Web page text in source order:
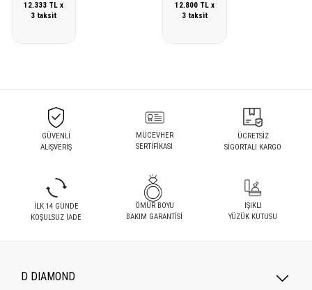
12.333 TL x
3 taksit
12.800 TL x
3 taksit
GÜVENLİ
ALIŞVERİŞ
MÜCEVHER
SERTİFİKASI
ÜCRETSİZ
SİGORTALI KARGO
İLK 14 GÜNDE
KOŞULSUZ İADE
ÖMÜR BOYU
BAKIM GARANTİSİ
IŞIKLI
YÜZÜK KUTUSU
D DIAMOND